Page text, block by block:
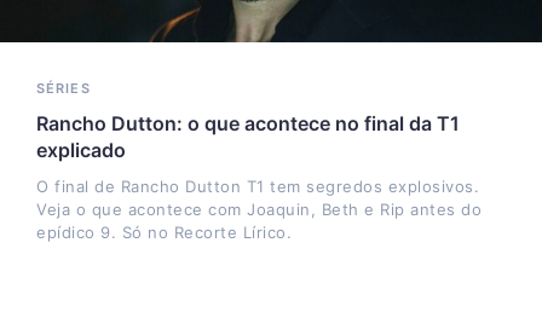
SÉRIES
Rancho Dutton: o que acontece no final da T1
explicado
O final de Rancho Dutton T1 tem segredos explosivos.
Veja o que acontece com Joaquin, Beth e Rip antes do
epídico 9. Só no Recorte Lírico.